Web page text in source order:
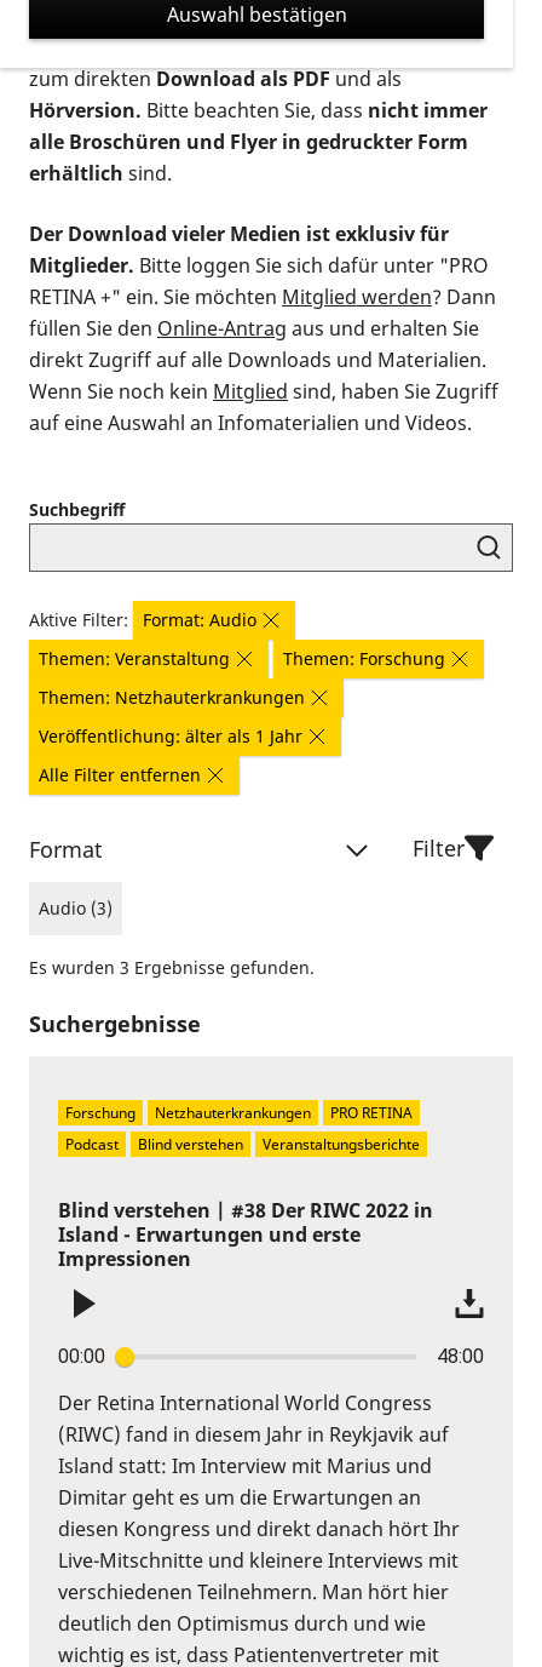
verschiedenen Formaten angeboten: zur
postalischen Bestellung als gedruckte Variante
zum direktenDownload als PDFund als
Hörversion. Bitte beachten Sie, dass nicht immer
alle Broschüren und Flyer in gedruckter Form
erhältlich sind.
Der Download vieler Medien ist exklusiv für
Mitglieder. Bitte loggen Sie sich dafür unter "PRO
RETINA +" ein. Sie möchten Mitglied werden? Dann
füllen Sie den Online-Antrag aus und erhalten Sie
direkt Zugriff auf alle Downloads und Materialien.
Wenn Sie noch kein Mitglied sind, haben Sie Zugriff
auf eine Auswahl an Infomaterialien und Videos.
Suchbegriff
Aktive Filter:
Format: Audio
Themen: Veranstaltung
Themen: Forschung
Themen: Netzhauterkrankungen
Veröffentlichung: älter als 1 Jahr
Alle Filter entfernen
Format
Audio (3)
Filter
Es wurden 3 Ergebnisse gefunden.
Suchergebnisse
Blind verstehen | #38 Der RIWC 2022 in
Island - Erwartungen und erste
Impressionen
00:00 48:00
Der Retina International World Congress
(RIWC) fand in diesem Jahr in Reykjavik auf
Island statt: Im Interview mit Marius und
Dimitar geht es um die Erwartungen an
diesen Kongress und direkt danach hört Ihr
Live-Mitschnitte und kleinere Interviews mit
verschiedenen Teilnehmern. Man hört hier
deutlich den Optimismus durch und wie
wichtig es ist, dass Patientenvertreter mit
Forschung Netzhauterkrankungen
PRO RETINA
Podcast
Blind verstehen Veranstaltungsberichte
Auswahl bestätigen